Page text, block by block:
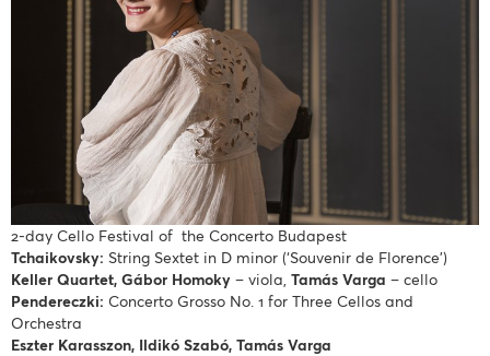
2-day Cello Festival of the Concerto Budapest
Tchaikovsky: String Sextet in D minor (‘Souvenir de Florence’)
Keller Quartet, Gábor Homoky – ­­­viola, Tamás Varga – cello
Pendereczki: Concerto Grosso No. 1 for Three Cellos and
Orchestra
Eszter Karasszon, Ildikó Szabó, Tamás Varga